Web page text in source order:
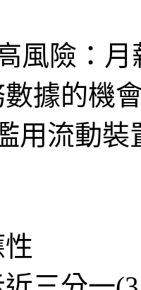
風險：
據的機
用流動